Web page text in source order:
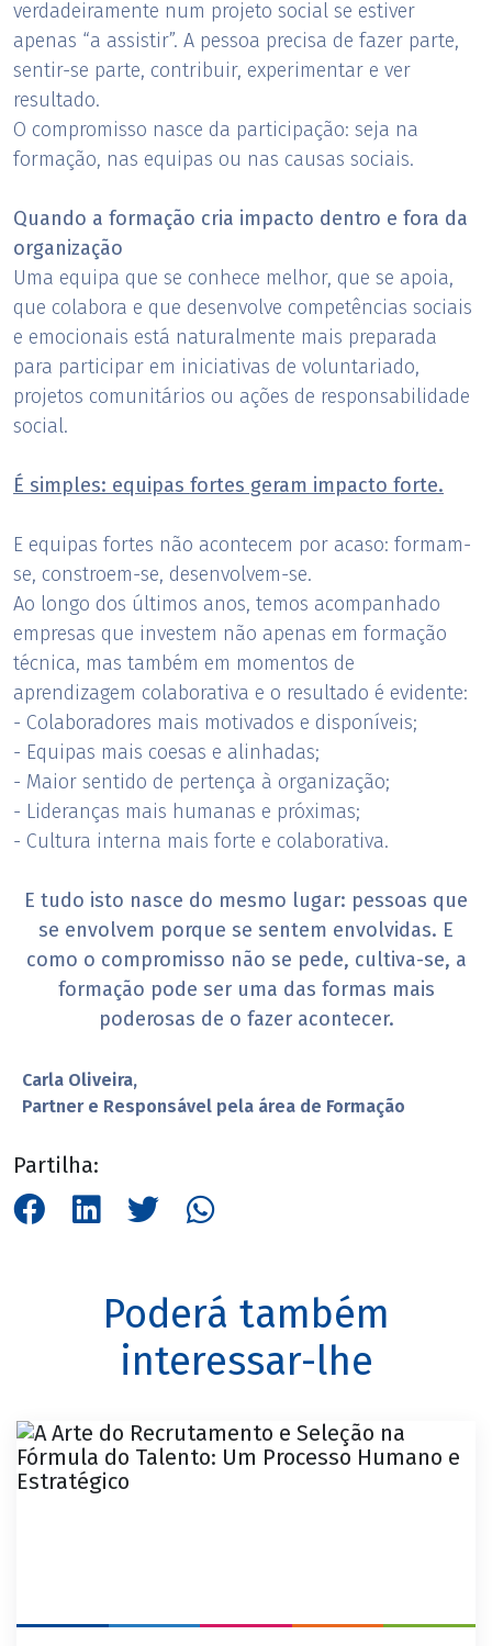
verdadeiramente num projeto social se estiver
apenas “a assistir”. A pessoa precisa de fazer parte,
sentir-se parte, contribuir, experimentar e ver
resultado.
O compromisso nasce da participação: seja na
formação, nas equipas ou nas causas sociais.
Quando a formação cria impacto dentro e fora da
organização
Uma equipa que se conhece melhor, que se apoia,
que colabora e que desenvolve competências sociais
e emocionais está naturalmente mais preparada
para participar em iniciativas de voluntariado,
projetos comunitários ou ações de responsabilidade
social.
É simples: equipas fortes geram impacto forte.
E equipas fortes não acontecem por acaso: formam-
se, constroem-se, desenvolvem-se.
Ao longo dos últimos anos, temos acompanhado
empresas que investem não apenas em formação
técnica, mas também em momentos de
aprendizagem colaborativa e o resultado é evidente:
- Colaboradores mais motivados e disponíveis;
- Equipas mais coesas e alinhadas;
- Maior sentido de pertença à organização;
- Lideranças mais humanas e próximas;
- Cultura interna mais forte e colaborativa.
E tudo isto nasce do mesmo lugar: pessoas que
se envolvem porque se sentem envolvidas. E
como o compromisso não se pede, cultiva-se, a
formação pode ser uma das formas mais
poderosas de o fazer acontecer.
Carla Oliveira,
Partner e Responsável pela área de Formação
Partilha:
Poderá também
interessar-lhe